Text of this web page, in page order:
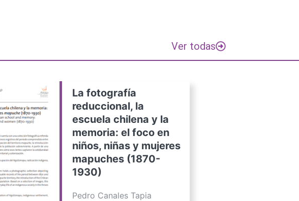
Ver todas
La fotografía
reduccional, la
escuela chilena y la
memoria: el foco en
niños, niñas y mujeres
mapuches (1870-
1930)
Pedro Canales Tapia